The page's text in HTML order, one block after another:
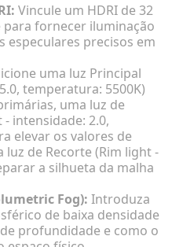
Vincule um HDRI de 32
fornecer iluminação
especulares precisos em
uma luz Principal
temperatura: 5500K)
uma luz de
intensidade: 2.0,
elevar os valores de
de Recorte (Rim light -
a silhueta da malha
Fog): Introduza
de baixa densidade
profundidade e como o